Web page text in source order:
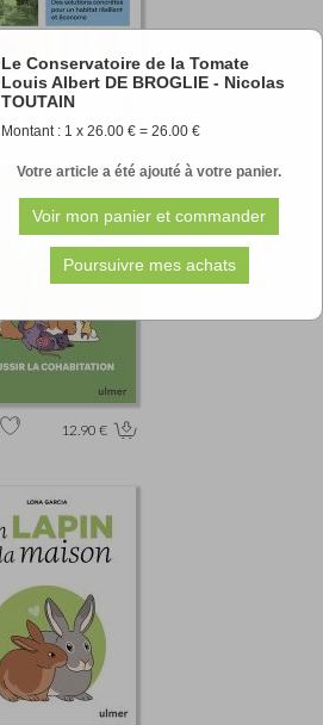
Le Conservatoire de la Tomate
Louis Albert DE BROGLIE - Nicolas
TOUTAIN
Montant : 1 x 26.00 € = 26.00 €
Votre article a été ajouté à votre panier.
29.90 €
12.90 €